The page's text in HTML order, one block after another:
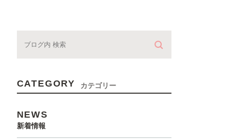
CATEGORY カテゴリー
NEWS
新着情報